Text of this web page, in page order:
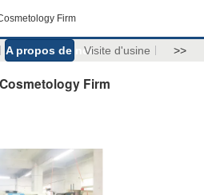
Firm
A propos de nousVisite d'usine >>
Firm